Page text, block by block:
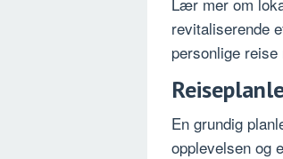
revitaliserende
personlige reise
En grundig
opplevelsen og